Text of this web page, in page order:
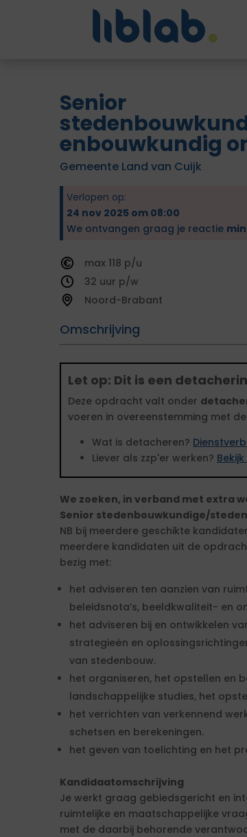
Senior
enbouwkundig
Gemeente Land van Cuijk
Verlopen op:
24 nov 2025 om 08:00
We ontvangen graag je reactie
118
32
Noord-Brabant
Omschrijving
Let op: Dit is een
Deze opdracht valt onder
voeren in overeenstemming met de
Wat is detacheren?
Liever als zzp'er werken?
We zoeken, in verband met extra
Senior stedenbouwkundige/
NB bij meerdere geschikte
meerdere kandidaten uit de
bezig met:
het adviseren ten aanzien van
beleidsnota’s, beeldkwaliteit- en
het adviseren bij en ontwikkelen
strategieën en
van stedenbouw.
het organiseren, het opstellen en
landschappelijke studies, het
het verrichten van verkennend
schetsen en berekeningen.
het geven van toelichting en het
Kandidaatomschrijving
Je werkt graag gebiedsgericht en
ruimtelijke en maatschappelijke
met de daarbij behorende